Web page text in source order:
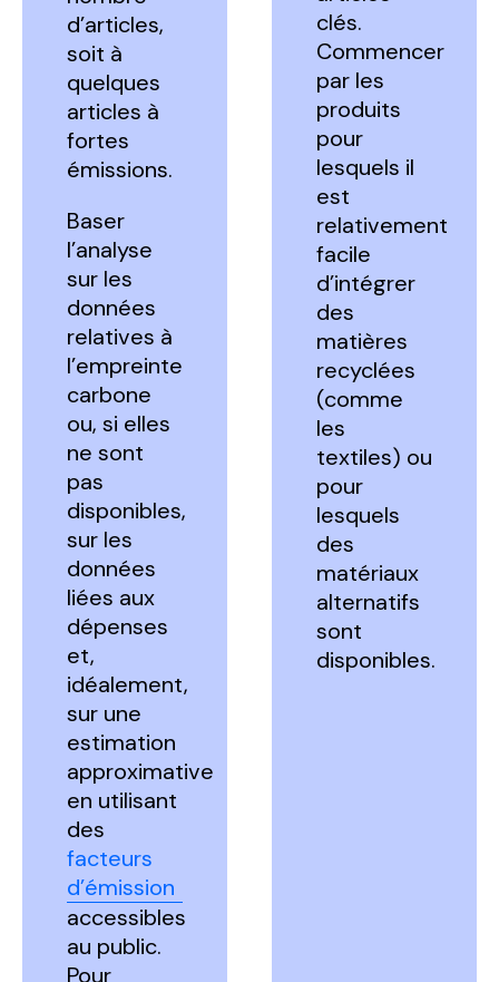
d’articles,
soit à
quelques
articles à
fortes
émissions.
Baser
l’analyse
sur les
données
relatives à
l’empreinte
carbone
ou, si elles
ne sont
pas
disponibles,
sur les
données
liées aux
dépenses
et,
idéalement,
sur une
estimation
approximative
en utilisant
des
facteurs
d’émission
accessibles
au public.
Pour
clés.
Commencer
par les
produits
pour
lesquels il
est
relativement
facile
d’intégrer
des
matières
recyclées
(comme
les
textiles) ou
pour
lesquels
des
matériaux
alternatifs
sont
disponibles.